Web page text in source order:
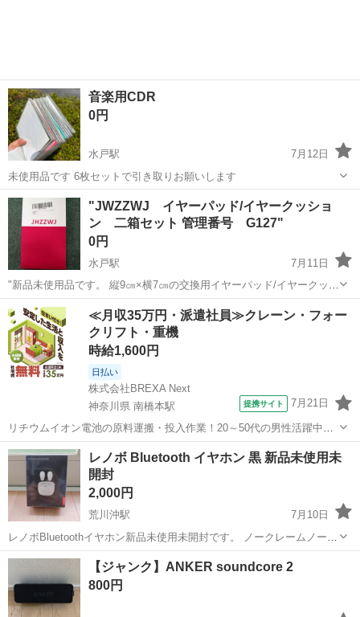
音楽用CDR
0円
水戸駅
7月12日
未使用品です 6枚セットで引き取りお願いします
茨城 水戸市 オーディオ CDR
"JWZZWJ イヤーパッド/イヤークッショ
ン 二箱セット 管理番号 G127"
0円
水戸駅
7月11日
"新品未使用品です。 縦9㎝×横7㎝の交換用イヤーパッド/イヤークッシ
ョンです。 一箱に両耳用のパッドが入っており、二箱セットとなって
おります。 扉にペガサスのシールが貼られています。 事務所が2階に
ある為インターフ...
茨城 水戸市 水戸駅 オーディオ セット
≪月収35万円・派遣社員≫クレーン・フォー
クリフト・重機
時給1,600円
日払い
株式会社BREXA Next
神奈川県 南橋本駅
提携サイト 7月21日
リチウムイオン電池の原料運搬・投入作業！20～50代の男性活躍中★
ワンルーム寮完備！赴任旅費会社負担！年間休日130日★フォークリフ
ト免許お持ちの方、活躍中！就業先食堂利用可★《神奈川県相模原
市》 人気の工場のお仕事 ◇電...
神奈川 相模原市 南橋本駅 その他
レノボ Bluetooth イヤホン 黒 新品未使用未
開封
2,000円
荒川沖駅
7月10日
レノボBluetoothイヤホン新品未使用未開封です。 ノークレームノーリ
ターンでご理解いただける方のみ、お願いします。
茨城 稲敷郡 荒川沖駅
【ジャンク】ANKER soundcore 2
800円